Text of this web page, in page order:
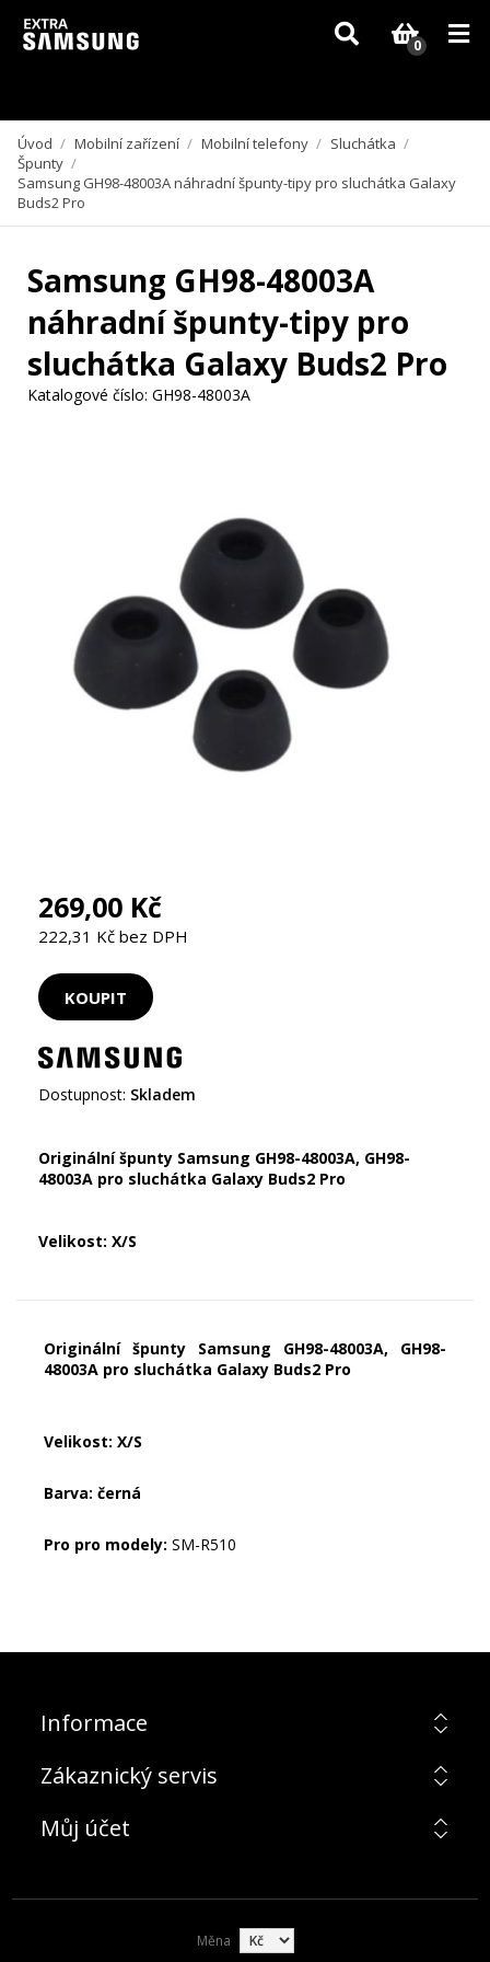
Vzhledem k aktuální situaci se může dodání dílů, které nejsou skladem,
zpozdit. Děkujeme za pochopení.
0
Úvod / Mobilní zařízení / Mobilní telefony / Sluchátka /
Špunty /
Samsung GH98-48003A náhradní špunty-tipy pro sluchátka Galaxy
Buds2 Pro
Samsung GH98-48003A
náhradní špunty-tipy pro
sluchátka Galaxy Buds2 Pro
Katalogové číslo: GH98-48003A
269,00 Kč
222,31 Kč bez DPH
Dostupnost: Skladem
Originální špunty Samsung GH98-48003A, GH98-
48003A pro sluchátka Galaxy Buds2 Pro
Velikost: X/S
Originální špunty Samsung GH98-48003A, GH98-
48003A pro sluchátka Galaxy Buds2 Pro
Velikost: X/S
Barva: černá
Pro pro modely: SM-R510
Informace
Zákaznický servis
Můj účet
Měna